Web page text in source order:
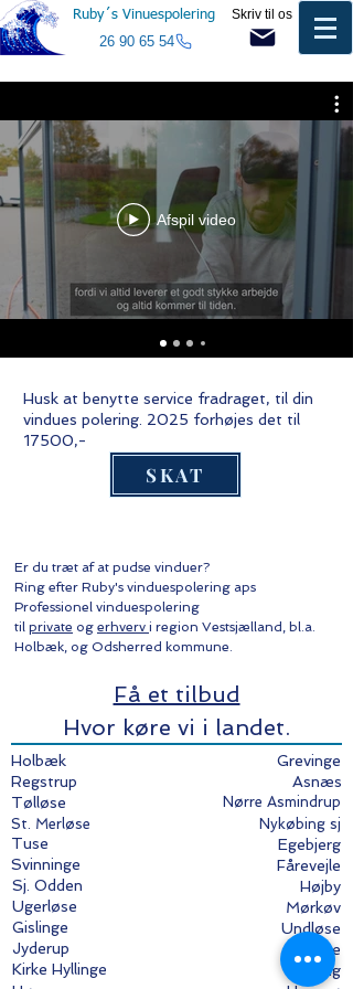
Ruby´s Vinuespolering
26 90 65 54
Skriv til os
Afspil video
Husk at benytte service fradraget, til din
vindues polering. 2025 forhøjes det til
17500,-
SKAT
Er du træt af at pudse vinduer?
Ring efter Ruby's vinduespolering aps
Professionel vinduespolering
til private og erhverv i region Vestsjælland, bl.a.
Holbæk, og Odsherred kommune.
Hvor køre vi i landet.
Få et tilbud
Holbæk
Regstrup
Tølløse
St. Merløse
Tuse
Svinninge
Sj. Odden
Ugerløse
Gislinge
Jyderup
Kirke Hyllinge
Grevinge
Asnæs
Nørre Asmindrup
Nykøbing sj
Egebjerg
Fårevejle
Højby
Mørkøv
Undløse
Nakke
Rørvig